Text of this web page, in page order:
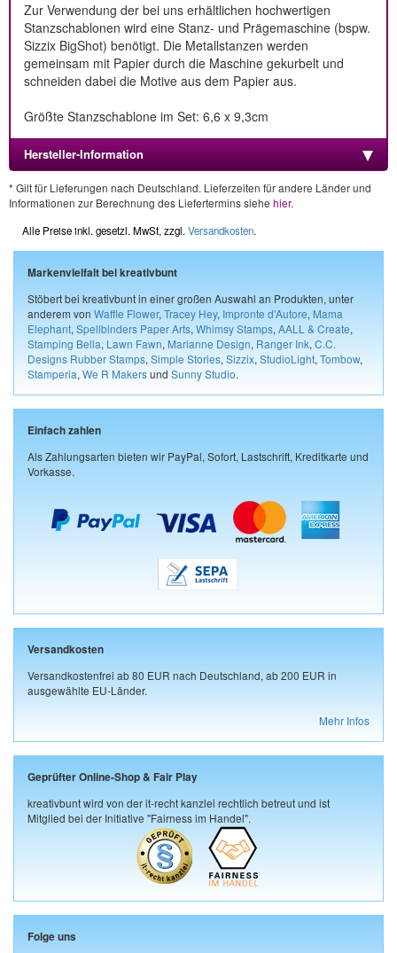
Zur Verwendung der bei uns erhältlichen hochwertigen
Stanzschablonen wird eine Stanz- und Prägemaschine (bspw.
Sizzix BigShot) benötigt. Die Metallstanzen werden
gemeinsam mit Papier durch die Maschine gekurbelt und
schneiden dabei die Motive aus dem Papier aus.
Größte Stanzschablone im Set: 6,6 x 9,3cm
Hersteller-Information
* Gilt für Lieferungen nach Deutschland. Lieferzeiten für andere Länder und
Informationen zur Berechnung des Liefertermins siehe hier.
Alle Preise inkl. gesetzl. MwSt, zzgl. Versandkosten.
Markenvielfalt bei kreativbunt
Stöbert bei kreativbunt in einer großen Auswahl an Produkten, unter
anderem von Waffle Flower, Tracey Hey, Impronte d'Autore, Mama
Elephant, Spellbinders Paper Arts, Whimsy Stamps, AALL & Create,
Stamping Bella, Lawn Fawn, Marianne Design, Ranger Ink, C.C.
Designs Rubber Stamps, Simple Stories, Sizzix, StudioLight, Tombow,
Stamperia, We R Makersund Sunny Studio.
Einfach zahlen
Als Zahlungsarten bieten wir PayPal, Sofort, Lastschrift, Kreditkarte und
Vorkasse.
Versandkosten
Versandkostenfrei ab 80 EUR nach Deutschland, ab 200 EUR in
ausgewählte EU-Länder.
Mehr Infos
Geprüfter Online-Shop & Fair Play
kreativbunt wird von der it-recht kanzlei rechtlich betreut und ist
Mitglied bei der Initiative "Fairness im Handel".
Folge uns